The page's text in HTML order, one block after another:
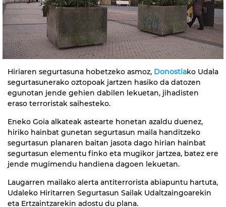
Hiriaren segurtasuna hobetzeko asmoz, Donostiako Udala
segurtasunerako oztopoak jartzen hasiko da datozen
egunotan jende gehien dabilen lekuetan, jihadisten
eraso terroristak saihesteko.
Eneko Goia alkateak astearte honetan azaldu duenez,
hiriko hainbat gunetan segurtasun maila handitzeko
segurtasun planaren baitan jasota dago hirian hainbat
segurtasun elementu finko eta mugikor jartzea, batez ere
jende mugimendu handiena dagoen lekuetan.
Laugarren mailako alerta antiterrorista abiapuntu hartuta,
Udaleko Hiritarren Segurtasun Sailak Udaltzaingoarekin
eta Ertzaintzarekin adostu du plana.